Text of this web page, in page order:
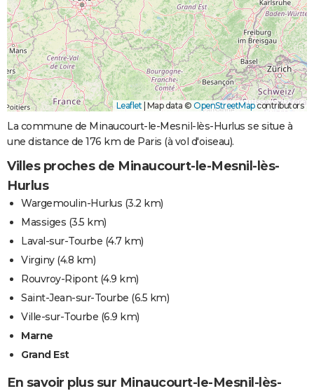
Leaflet Map data © OpenStreetMapcontributors
La commune de Minaucourt-le-Mesnil-lès-Hurlus se situe à
une distance de 176 km de Paris (à vol d'oiseau).
Villes proches de Minaucourt-le-Mesnil-lès-
Hurlus
Wargemoulin-Hurlus (3.2 km)
Massiges (3.5 km)
Laval-sur-Tourbe (4.7 km)
Virginy(4.8 km)
Rouvroy-Ripont(4.9 km)
Saint-Jean-sur-Tourbe (6.5 km)
Ville-sur-Tourbe (6.9 km)
Marne
Grand Est
En savoir plus sur Minaucourt-le-Mesnil-lès-